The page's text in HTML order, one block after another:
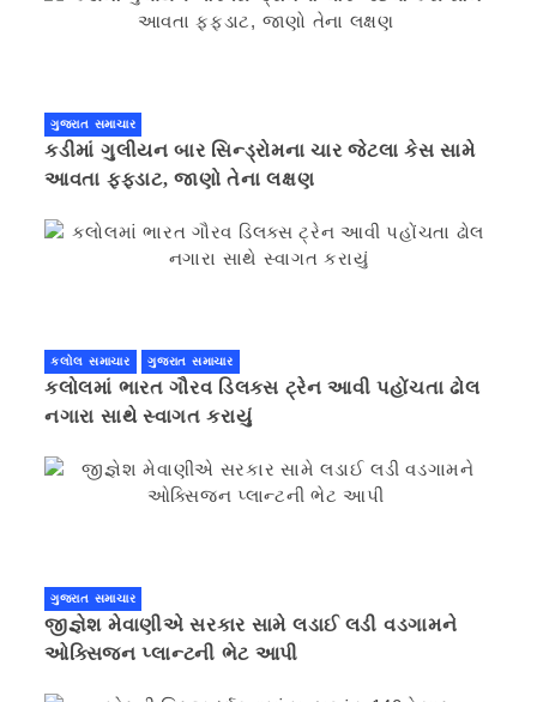
ગુજરાત સમાચાર
કડીમાં ગુલીયન બાર સિન્ડ્રોમના ચાર જેટલા કેસ સામે
આવતા ફફડાટ, જાણો તેના લક્ષણ
કલોલ સમાચાર ગુજરાત સમાચાર
કલોલમાં ભારત ગૌરવ ડિલક્સ ટ્રેન આવી પહોંચતા ઢોલ
નગારા સાથે સ્વાગત કરાયું
ગુજરાત સમાચાર
જીજ્ઞેશ મેવાણીએ સરકાર સામે લડાઈ લડી વડગામને
ઓક્સિજન પ્લાન્ટની ભેટ આપી